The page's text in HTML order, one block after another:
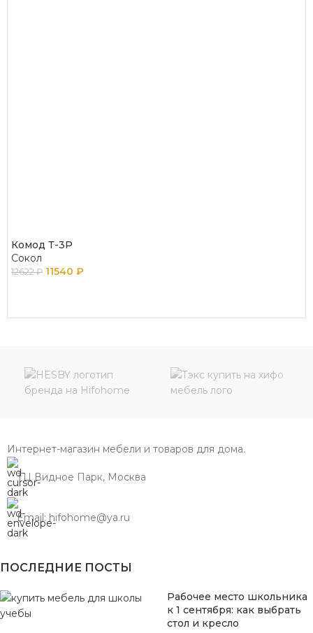
Комод Т-3Р
Сокол
12622₽ 11540 ₽
Интернет-магазин мебели и товаров для дома.
ТЦ Видное Парк, Москва
Email: hifohome@ya.ru
ПОСЛЕДНИЕ ПОСТЫ
Рабочее место школьника
к 1 сентября: как выбрать
стол и кресло